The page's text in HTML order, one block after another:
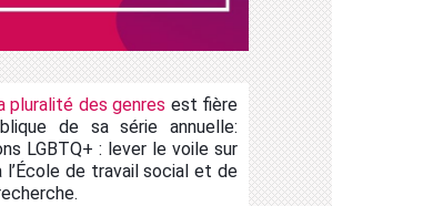
pluralité des genres est fière
de sa série annuelle:
LGBTQ+ : lever le voile sur
de travail social et de